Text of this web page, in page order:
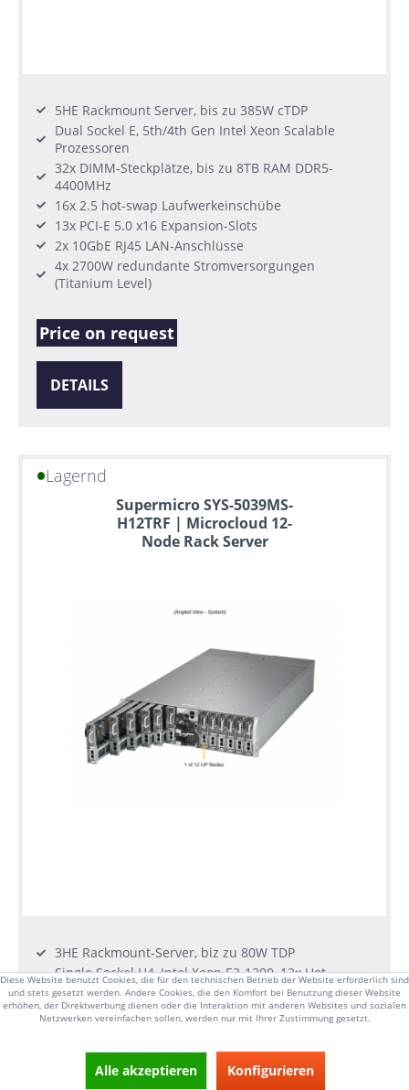
5HE Rackmount Server, bis zu 385W cTDP
Dual Sockel E, 5th/4th Gen Intel Xeon Scalable
Prozessoren
32x DIMM-Steckplätze, bis zu 8TB RAM DDR5-
4400MHz
16x 2.5 hot-swap Laufwerkeinschübe
13x PCI-E 5.0 x16 Expansion-Slots
2x 10GbE RJ45 LAN-Anschlüsse
4x 2700W redundante Stromversorgungen
(Titanium Level)
Price on request
DETAILS
Lagernd
Supermicro SYS-5039MS-
H12TRF | Microcloud 12-
Node Rack Server
3HE Rackmount-Server, biz zu 80W TDP
Single Sockel H4, Intel Xeon E3-1200, 12x Hot-
pluggable-Nodes
4x DIMM-Steckplätze, bis zu 64GB RAM UDIMM
4x 2.5/3.5 Zoll hot-swap Laufwerkseinschübe
2x 1GbE RJ45 LAN-Anschlüsse
Diese Website benutzt Cookies, die für den technischen Betrieb der Website erforderlich sind
und stets gesetzt werden. Andere Cookies, die den Komfort bei Benutzung dieser Website
erhöhen, der Direktwerbung dienen oder die Interaktion mit anderen Websites und sozialen
Netzwerken vereinfachen sollen, werden nur mit Ihrer Zustimmung gesetzt.
Alle akzeptieren Konfigurieren